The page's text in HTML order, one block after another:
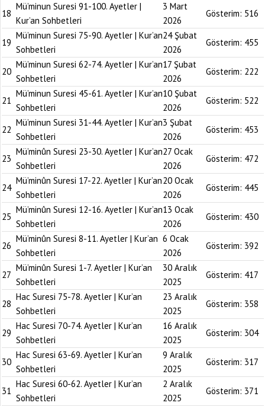
18
Mü’minun Suresi 91-100. Ayetler |
Kur’an Sohbetleri
3 Mart
2026
Gösterim: 516
19
Mü’minun Suresi 75-90. Ayetler | Kur’an
Sohbetleri
24 Şubat
2026
Gösterim: 455
20
Mü’minun Suresi 62-74. Ayetler | Kur’an
Sohbetleri
17 Şubat
2026
Gösterim: 222
21
Mü’minun Suresi 45-61. Ayetler | Kur’an
Sohbetleri
10 Şubat
2026
Gösterim: 522
22
Mü’minun Suresi 31-44. Ayetler | Kur’an
Sohbetleri
3 Şubat
2026
Gösterim: 453
23
Mü’minûn Suresi 23-30. Ayetler | Kur’an
Sohbetleri
27 Ocak
2026
Gösterim: 472
24
Mü’minûn Suresi 17-22. Ayetler | Kur’an
Sohbetleri
20 Ocak
2026
Gösterim: 445
25
Mü’minûn Suresi 12-16. Ayetler | Kur’an
Sohbetleri
13 Ocak
2026
Gösterim: 430
26
Mü’minûn Suresi 8-11. Ayetler | Kur’an
Sohbetleri
6 Ocak
2026
Gösterim: 392
27
Mü’minûn Suresi 1-7. Ayetler | Kur’an
Sohbetleri
30 Aralık
2025
Gösterim: 417
28
Hac Suresi 75-78. Ayetler | Kur’an
Sohbetleri
23 Aralık
2025
Gösterim: 358
29
Hac Suresi 70-74. Ayetler | Kur’an
Sohbetleri
16 Aralık
2025
Gösterim: 304
30
Hac Suresi 63-69. Ayetler | Kur’an
Sohbetleri
9 Aralık
2025
Gösterim: 317
31
Hac Suresi 60-62. Ayetler | Kur’an
Sohbetleri
2 Aralık
2025
Gösterim: 371